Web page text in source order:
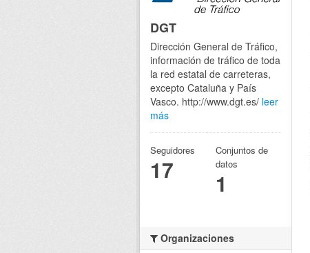
DGT
Dirección General de Tráfico,
información de tráfico de toda
la red estatal de carreteras,
excepto Cataluña y País
Vasco. http://www.dgt.es/ leer
más
Seguidores
17
Conjuntos de
datos
1
Organizaciones